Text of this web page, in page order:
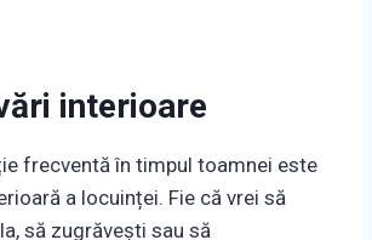
interioare
frecventă în timpul toamnei este
a locuinței. Fie că vrei să
să zugrăvești sau să